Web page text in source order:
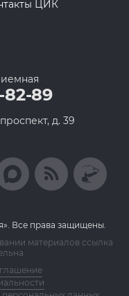
ЦИК
82-89
д. 39
Все права защищены.
материалов ссылка